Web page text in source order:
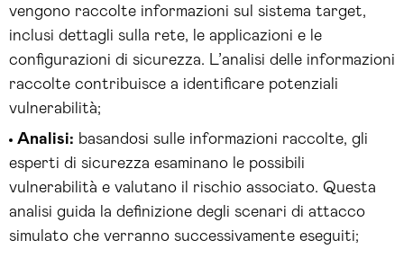
vengono raccolte informazioni sul sistema target,
inclusi dettagli sulla rete, le applicazioni e le
configurazioni di sicurezza. L’analisi delle informazioni
raccolte contribuisce a identificare potenziali
vulnerabilità;
Analisi: basandosi sulle informazioni raccolte, gli
esperti di sicurezza esaminano le possibili
vulnerabilità e valutano il rischio associato. Questa
analisi guida la definizione degli scenari di attacco
simulato che verranno successivamente eseguiti;